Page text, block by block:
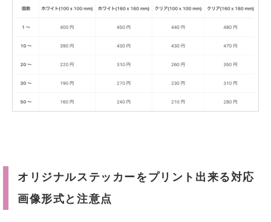
オリジナルステッカーをプリント出来る対応
画像形式と注意点